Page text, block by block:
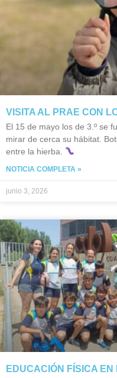
VISITA AL PRAE CON
El 15 de mayo los de 3.º se
mirar de cerca su hábitat.
entre la hierba.
NOTICIA COMPLETA »
junio 3, 2026
EDUCACIÓN FÍSICA